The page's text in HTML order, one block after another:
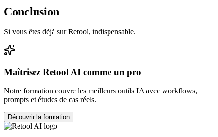
Conclusion
Si vous êtes déjà sur Retool, indispensable.
Maîtrisez Retool AI comme un pro
Notre formation couvre les meilleurs outils IA avec workflows,
prompts et études de cas réels.
Découvrir la formation